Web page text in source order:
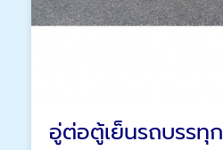
อู่ต่อตู้เย็นรถบรรทุก